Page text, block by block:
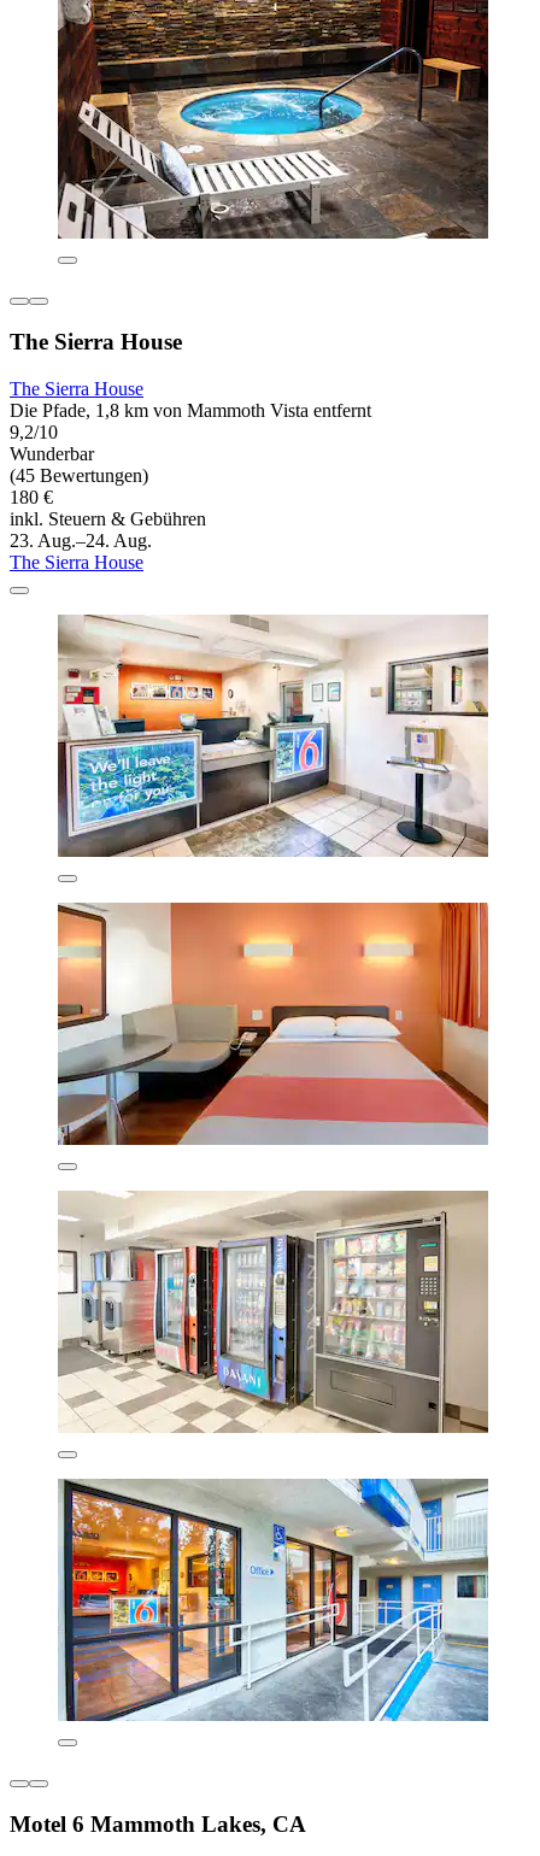
The Sierra House
The Sierra House
Die Pfade, 1,8 km von Mammoth Vista entfernt
9,2/10
Wunderbar
(45 Bewertungen)
180 €
inkl. Steuern & Gebühren
23. Aug.–24. Aug.
The Sierra House
Motel 6 Mammoth Lakes, CA